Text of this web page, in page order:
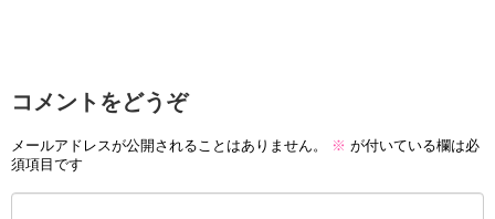
コメントをどうぞ
メールアドレスが公開されることはありません。 ※ が付いている欄は必
須項目です